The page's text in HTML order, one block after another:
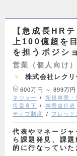
【急成長HR
上100億超を
を担うポジシ
営業（個人向け）
株式会社レクリ
600万円 ～ 899万円
ネジャー
新規事業・
役員直下
事業責任者
ティブ制度
フレック
代表やマネージ
ら課題発見、課
的に行なってい